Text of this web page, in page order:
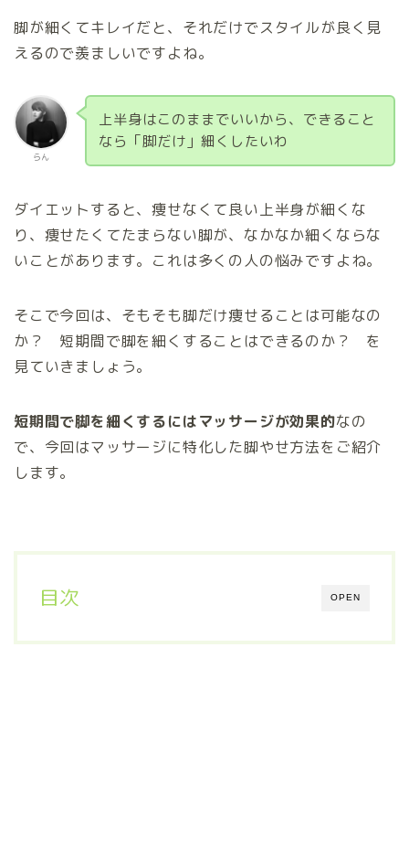
脚が細くてキレイだと、それだけでスタイルが良く見
えるので羨ましいですよね。
らん
上半身はこのままでいいから、できること
なら「脚だけ」細くしたいわ
ダイエットすると、痩せなくて良い上半身が細くな
り、痩せたくてたまらない脚が、なかなか細くならな
いことがあります。これは多くの人の悩みですよね。
そこで今回は、そもそも脚だけ痩せることは可能なの
か？ 短期間で脚を細くすることはできるのか？ を
見ていきましょう。
短期間で脚を細くするにはマッサージが効果的なの
で、今回はマッサージに特化した脚やせ方法をご紹介
します。
OPEN
目次